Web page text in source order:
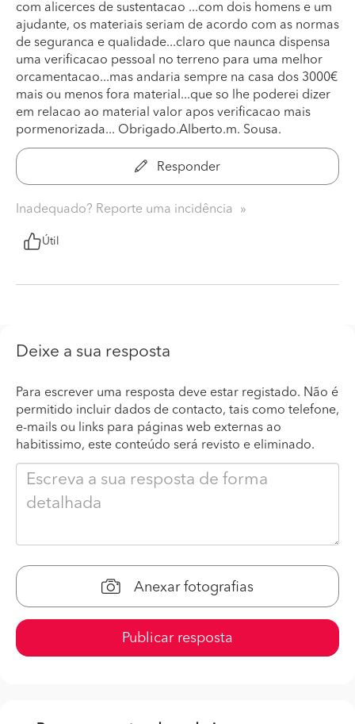
com alicerces de sustentacao ...com dois homens e um
ajudante, os materiais seriam de acordo com as normas
de seguranca e qualidade...claro que naunca dispensa
uma verificacao pessoal no terreno para uma melhor
orcamentacao...mas andaria sempre na casa dos 3000€
mais ou menos fora material...que so lhe poderei dizer
em relacao ao material valor apos verificacao mais
pormenorizada... Obrigado.Alberto.m. Sousa.
Responder
Inadequado? Reporte uma incidência
Útil
Deixe a sua resposta
Para escrever uma resposta deve estar registado. Não é
permitido incluir dados de contacto, tais como telefone,
e-mails ou links para páginas web externas ao
habitissimo, este conteúdo será revisto e eliminado.
Anexar fotografias
Publicar resposta